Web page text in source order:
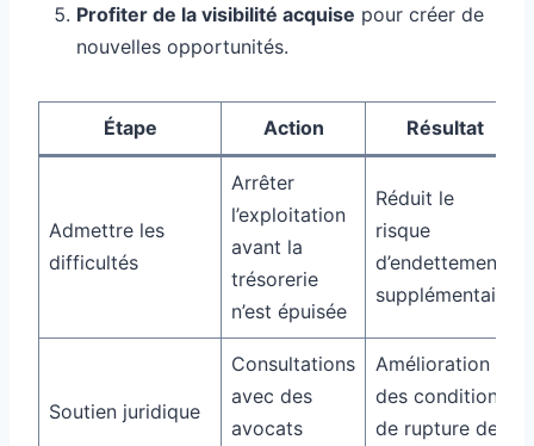
Profiter de la visibilité acquise pour créer de
nouvelles opportunités.
Étape Action Résultat
Admettre les
difficultés
Arrêter
l’exploitation
avant la
trésorerie
n’est épuisée
Réduit le
risque
d’endettement
supplémentaire
Soutien juridique
Consultations
avec des
avocats
Amélioration
des conditions
de rupture de